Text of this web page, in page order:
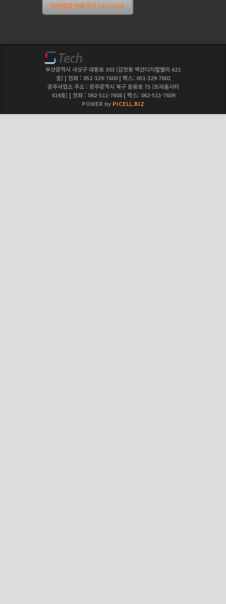
상담메일 바로가기 | Go Link
부산광역시 사상구 대동로 303 (감전동 벽산디지털밸리 621
호) | 전화 : 051-329-7600 | 팩스: 051-329-7602
광주사업소 주소 : 광주광역시 북구 운용로 75 (트라움시티
414호) | 전화 : 062-511-7608 | 팩스: 062-511-7609
POWER by PICELL.BIZ